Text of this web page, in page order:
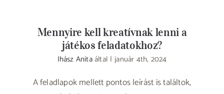
Mennyire kell kreatívnak lenni a
játékos feladatokhoz?
Ihász Anitaáltal | január 4th, 2024
A feladlapok mellett pontos leírást is találtok,